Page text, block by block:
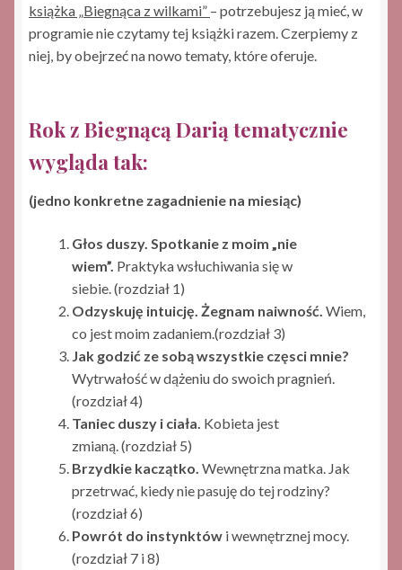
książka „Biegnąca z wilkami” – potrzebujesz ją mieć, w
programie nie czytamy tej książki razem. Czerpiemy z
niej, by obejrzeć na nowo tematy, które oferuje.
Rok z Biegnącą Darią tematycznie
wygląda tak:
(jedno konkretne zagadnienie na miesiąc)
Głos duszy. Spotkanie z moim „nie
wiem”. Praktyka wsłuchiwania się w
siebie. (rozdział 1)
Odzyskuję intuicję. Żegnam naiwność. Wiem,
co jest moim zadaniem.(rozdział 3)
Jak godzić ze sobą wszystkie częsci mnie?
Wytrwałość w dążeniu do swoich pragnień.
(rozdział 4)
Taniec duszy i ciała. Kobieta jest
zmianą. (rozdział 5)
Brzydkie kaczątko. Wewnętrzna matka. Jak
przetrwać, kiedy nie pasuję do tej rodziny?
(rozdział 6)
Powrót do instynktów i wewnętrznej mocy.
(rozdział 7 i 8)